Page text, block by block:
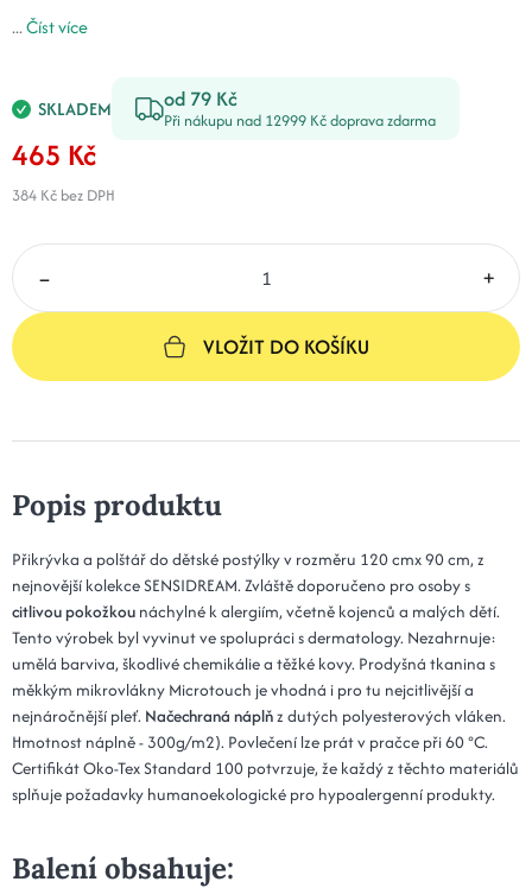
...Číst více
SKLADEM od 79 Kč
Při nákupu nad 12999 Kč doprava zdarma
465 Kč
384 Kč bez DPH
– +
VLOŽIT DO KOŠÍKU
Popis produktu
Přikrývka a polštář do dětské postýlky v rozměru 120 cmx 90 cm, z
nejnovější kolekce SENSIDREAM. Zvláště doporučeno pro osoby s
citlivou pokožkou náchylné k alergiím, včetně kojenců a malých dětí.
Tento výrobek byl vyvinut ve spolupráci s dermatology. Nezahrnuje:
umělá barviva, škodlivé chemikálie a těžké kovy. Prodyšná tkanina s
měkkým mikrovlákny Microtouch je vhodná i pro tu nejcitlivější a
nejnáročnější pleť. Načechraná náplňz dutých polyesterových vláken.
Hmotnost náplně - 300g/m2). Povlečení lze prát v pračce při 60 °C.
Certifikát Oko-Tex Standard 100 potvrzuje, že každý z těchto materiálů
splňuje požadavky humanoekologické pro hypoalergenní produkty.
Balení obsahuje: